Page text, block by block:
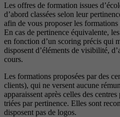
Les offres de formation issues
d’abord classées selon leur
afin de vous proposer les formations
En cas de pertinence équivalente,
en fonction d’un scoring précis qui
disposent d’éléments de visibilité,
cours.
Les formations proposées par des
clients), qui ne versent aucune
apparaissent après celles des
triées par pertinence. Elles sont
disposent pas de logos.